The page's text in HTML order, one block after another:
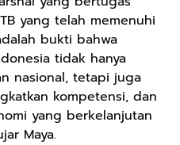
yang telah memenuhi
bukti bahwa
tidak hanya
nasional, tetapi juga
kompetensi, dan
yang berkelanjutan
Maya.